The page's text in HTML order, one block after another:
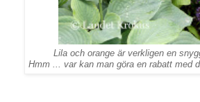
Lila och orange är verkligen en
Hmm ... var kan man göra en rabatt med